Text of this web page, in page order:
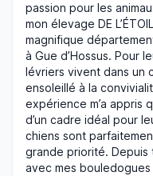
passion pour les
mon élevage DE
magnifique
à Gue d’Hossus. Pour
lévriers vivent dans un
ensoleillé à la
expérience m’a appris
d’un cadre idéal pour
chiens sont
grande priorité. Depuis
avec mes bouledogues